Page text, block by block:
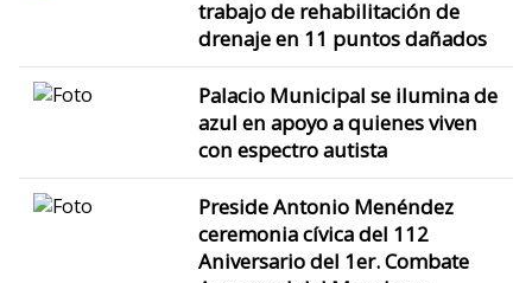
trabajo de rehabilitación de
drenaje en 11 puntos dañados
Palacio Municipal se ilumina de
azul en apoyo a quienes viven
con espectro autista
Preside Antonio Menéndez
ceremonia cívica del 112
Aniversario del 1er. Combate